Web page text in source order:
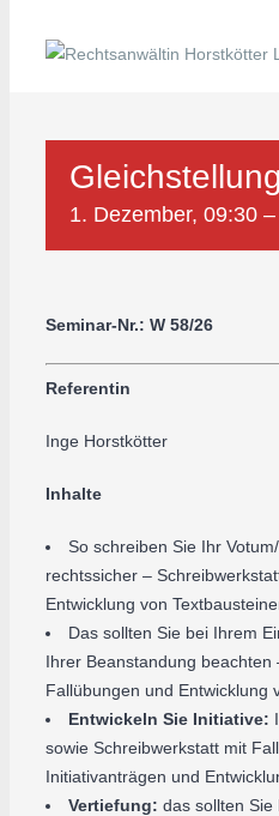
Inhalt
1. Dezember, 09:30 –
Seminar-Nr.: W 58/26
Referentin
Inge Horstkötter
Inhalte
So schreiben Sie Ihr
rechtssicher –
Entwicklung von
Das sollten Sie bei Ihrem
Ihrer Beanstandung beachten
Fallübungen und Entwicklung
Entwickeln Sie Initiative:
sowie Schreibwerkstatt mit
Initiativanträgen und
Vertiefung: das sollten